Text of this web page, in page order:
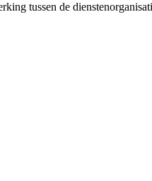
tussen de